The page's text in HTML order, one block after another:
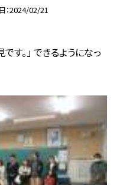
2024/02/21
す。」 できるようになっ